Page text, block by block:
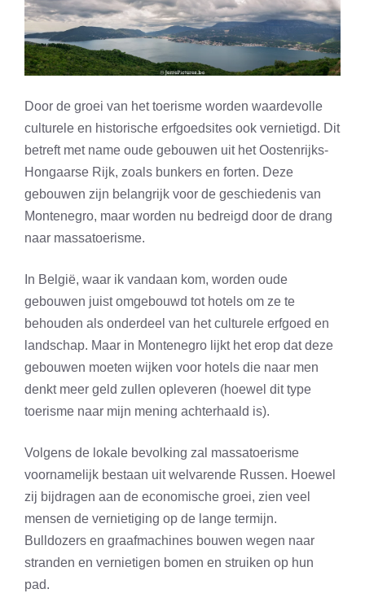
Door de groei van het toerisme worden waardevolle
culturele en historische erfgoedsites ook vernietigd. Dit
betreft met name oude gebouwen uit het Oostenrijks-
Hongaarse Rijk, zoals bunkers en forten. Deze
gebouwen zijn belangrijk voor de geschiedenis van
Montenegro, maar worden nu bedreigd door de drang
naar massatoerisme.
In België, waar ik vandaan kom, worden oude
gebouwen juist omgebouwd tot hotels om ze te
behouden als onderdeel van het culturele erfgoed en
landschap. Maar in Montenegro lijkt het erop dat deze
gebouwen moeten wijken voor hotels die naar men
denkt meer geld zullen opleveren (hoewel dit type
toerisme naar mijn mening achterhaald is).
Volgens de lokale bevolking zal massatoerisme
voornamelijk bestaan uit welvarende Russen. Hoewel
zij bijdragen aan de economische groei, zien veel
mensen de vernietiging op de lange termijn.
Bulldozers en graafmachines bouwen wegen naar
stranden en vernietigen bomen en struiken op hun
pad.